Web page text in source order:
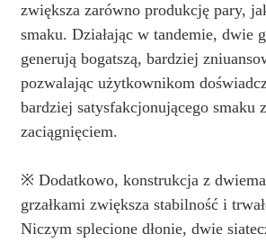
zwiększa zarówno produkcję pary,
smaku. Działając w tandemie, dwie
generują bogatszą, bardziej
pozwalając użytkownikom
bardziej satysfakcjonującego smaku
zaciągnięciem.
※ Dodatkowo, konstrukcja z
grzałkami zwiększa stabilność i
Niczym splecione dłonie, dwie